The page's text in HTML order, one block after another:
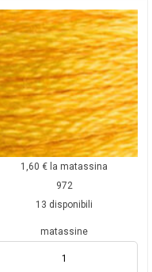
1,60€ la matassina
972
13 disponibili
matassine